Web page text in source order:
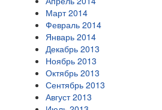
Март 2014
Февраль 2014
Январь 2014
Декабрь 2013
Ноябрь 2013
Октябрь 2013
Сентябрь 2013
Август 2013